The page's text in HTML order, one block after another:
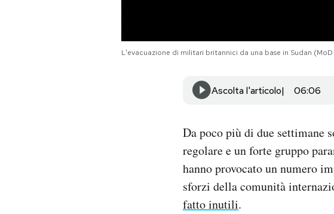
L'evacuazione di militari britannici da una base in Sudan
Ascolta l'articolo 06:06
Da poco più di due settimane
regolare e un forte gruppo
hanno provocato un numero
sforzi della comunità
fatto inutili.